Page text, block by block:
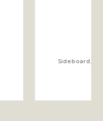
Sideboard,